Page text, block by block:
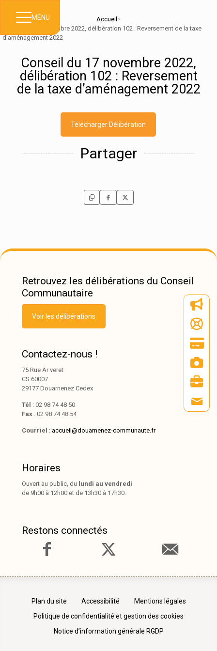
MENU Accueil >
Conseil du 17 novembre 2022, délibération 102 : Reversement de la taxe
d’aménagement 2022
Conseil du 17 novembre 2022,
délibération 102 : Reversement
de la taxe d’aménagement 2022
Télécharger Délibération
Partager
Retrouvez les délibérations du Conseil
Communautaire
Voir les délibérations
Contactez-nous !
75 Rue Ar veret
CS 60007
29177 Douarnenez Cedex
Tél : 02 98 74 48 50
Fax : 02 98 74 48 54
Courriel : accueil@douarnenez-communaute.fr
Horaires
Ouvert au public, du lundi au vendredi
de 9h00 à 12h00 et de 13h30 à 17h30.
Restons connectés
Plan du site Accessibilité
Mentions légales
Politique de confidentialité et gestion des cookies
Notice d’information générale RGDP